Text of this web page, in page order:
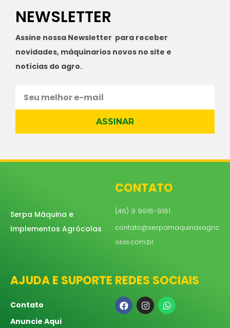
NEWSLETTER
Assine nossa Newsletter para receber
novidades, máquinarios novos no site e
notícias do agro.
ASSINAR
Serpa Máquina e
Implementos Agrócolas
CONTATO
(46) 9 9918-9181
contato@serpamaquinasagric
olas.com.br
AJUDA E SUPORTE
Contato
Anuncie Aqui
REDES SOCIAIS